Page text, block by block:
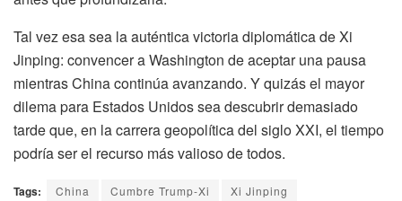
Tal vez esa sea la auténtica victoria diplomática de Xi
Jinping: convencer a Washington de aceptar una pausa
mientras China continúa avanzando. Y quizás el mayor
dilema para Estados Unidos sea descubrir demasiado
tarde que, en la carrera geopolítica del siglo XXI, el tiempo
podría ser el recurso más valioso de todos.
Tags: China Cumbre Trump-Xi Xi Jinping